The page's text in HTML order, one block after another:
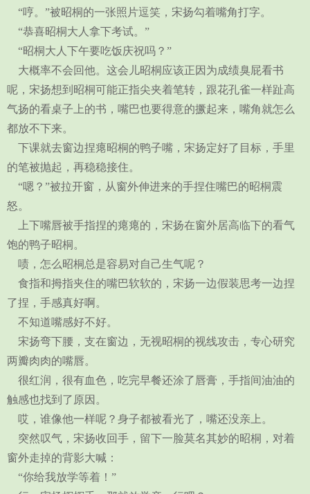
“哼。”被昭桐的一张照片逗笑，宋扬勾着嘴角打字。
“恭喜昭桐大人拿下考试。”
“昭桐大人下午要吃饭庆祝吗？”
大概率不会回他。这会儿昭桐应该正因为成绩臭屁看书
呢，宋扬想到昭桐可能正指尖夹着笔转，跟花孔雀一样趾高
气扬的看桌子上的书，嘴巴也要得意的撅起来，嘴角就怎么
都放不下来。
下课就去窗边捏瘪昭桐的鸭子嘴，宋扬定好了目标，手里
的笔被抛起，再稳稳接住。
“嗯？”被拉开窗，从窗外伸进来的手捏住嘴巴的昭桐震
怒。
上下嘴唇被手指捏的瘪瘪的，宋扬在窗外居高临下的看气
饱的鸭子昭桐。
啧，怎么昭桐总是容易对自己生气呢？
食指和拇指夹住的嘴巴软软的，宋扬一边假装思考一边捏
了捏，手感真好啊。
不知道嘴感好不好。
宋扬弯下腰，支在窗边，无视昭桐的视线攻击，专心研究
两瓣肉肉的嘴唇。
很红润，很有血色，吃完早餐还涂了唇膏，手指间油油的
触感也找到了原因。
哎，谁像他一样呢？身子都被看光了，嘴还没亲上。
突然叹气，宋扬收回手，留下一脸莫名其妙的昭桐，对着
窗外走掉的背影大喊：
“你给我放学等着！”